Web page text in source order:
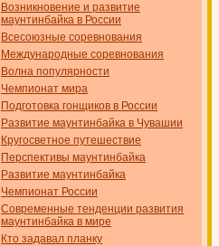
Возникновение и развитие
маунтинбайка в России
Всесоюзные соревнования
Международные соревнования
Волна популярности
Чемпионат мира
Подготовка гонщиков в России
Развитие маунтинбайка в Чувашии
Кругосветное путешествие
Перспективы маунтинбайка
Развитие маунтинбайка
Чемпионат России
Современные тенденции развития
маунтинбайка в мире
Кто задавал планку